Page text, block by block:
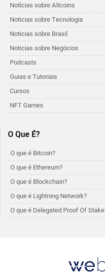
Notícias sobre Altcoins
Noticias sobre Tecnologia
Noticias sobre Brasil
Noticias sobre Negócios
Podcasts
Guias e Tutoriais
Cursos
NFT Games
O Que É?
O que é Bitcoin?
O que é Ethereum?
O que é Blockchain?
O que é Lightning Network?
O que é Delegated Proof Of Stake